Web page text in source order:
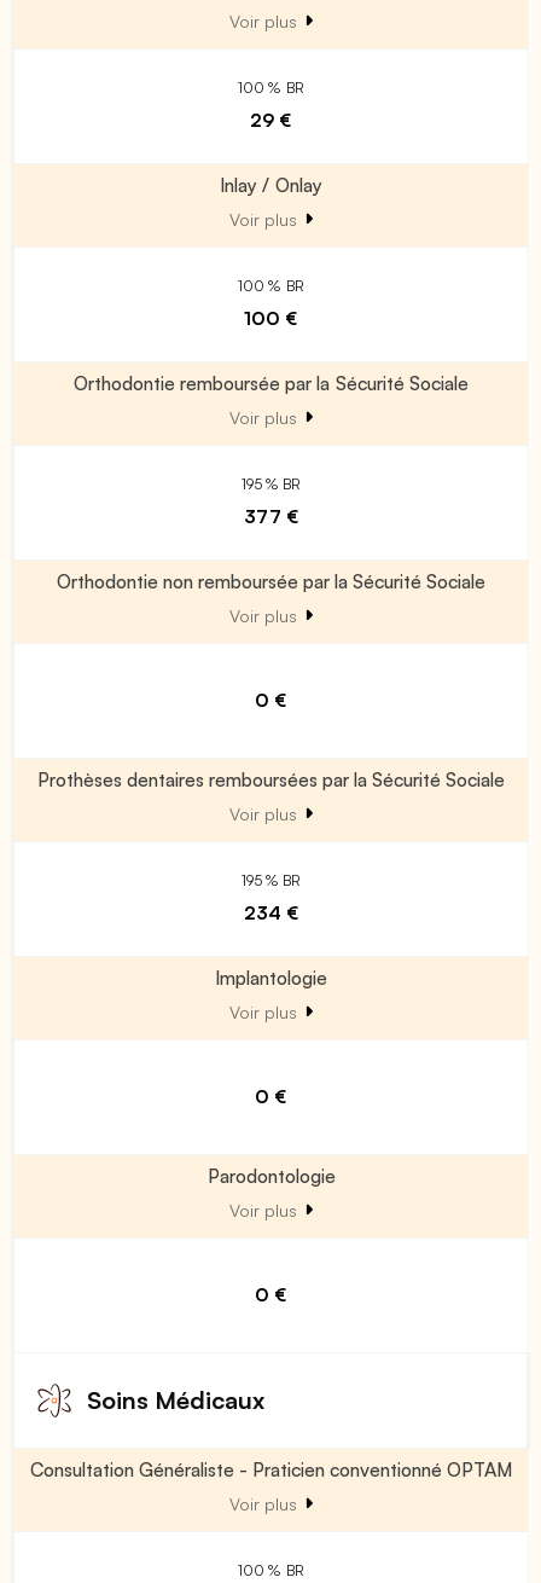
Voir plus
100 % BR
29 €
Inlay / Onlay
Voir plus
100 % BR
100 €
Orthodontie remboursée par la Sécurité Sociale
Voir plus
195 % BR
377 €
Orthodontie non remboursée par la Sécurité Sociale
Voir plus
0 €
Prothèses dentaires remboursées par la Sécurité Sociale
Voir plus
195 % BR
234 €
Implantologie
Voir plus
0 €
Parodontologie
Voir plus
0 €
Soins Médicaux
Consultation Généraliste - Praticien conventionné OPTAM
Voir plus
100 % BR